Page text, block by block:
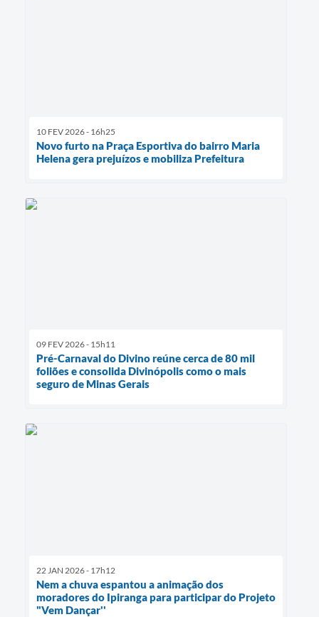
10 FEV 2026 - 16h25
Novo furto na Praça Esportiva do bairro Maria
Helena gera prejuízos e mobiliza Prefeitura
09 FEV 2026 - 15h11
Pré-Carnaval do Divino reúne cerca de 80 mil
foliões e consolida Divinópolis como o mais
seguro de Minas Gerais
22 JAN 2026 - 17h12
Nem a chuva espantou a animação dos
moradores do Ipiranga para participar do Projeto
"Vem Dançar''